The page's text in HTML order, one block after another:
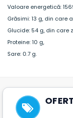
Valoare energetică:
Grăsimi: 13 g, din care
Glucide: 54 g, din
Proteine: 10 g,
Sare: 0.7 g.